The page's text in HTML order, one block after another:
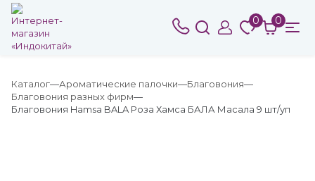
0 0
Каталог Ароматические палочки
Благовония
Благовония разных фирм
Благовония Hamsa BALA Роза Хамса БАЛА Масала 9 шт/уп